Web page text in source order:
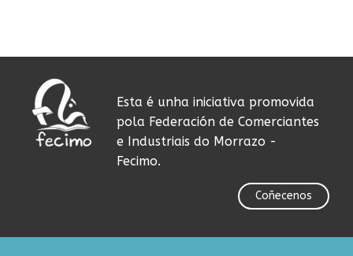
Esta é unha iniciativa promovida
pola Federación de Comerciantes
e Industriais do Morrazo -
Fecimo.
Coñecenos